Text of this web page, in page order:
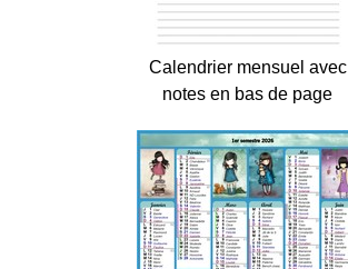
Calendrier mensuel avec
notes en bas de page